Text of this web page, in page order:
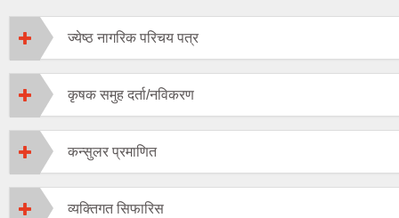
ज्येष्ठ नागरिक परिचय पत्र
कृषक समुह दर्ता/नविकरण
कन्सुलर प्रमाणित
व्यक्तिगत सिफारिस